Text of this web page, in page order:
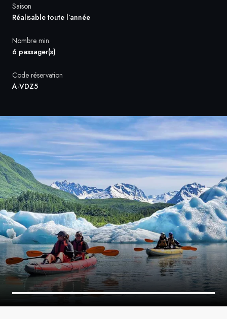
Danemark
Saison
Réalisable toute l’année
Nombre min.
6 passager(s)
Code réservation
A-VDZ5